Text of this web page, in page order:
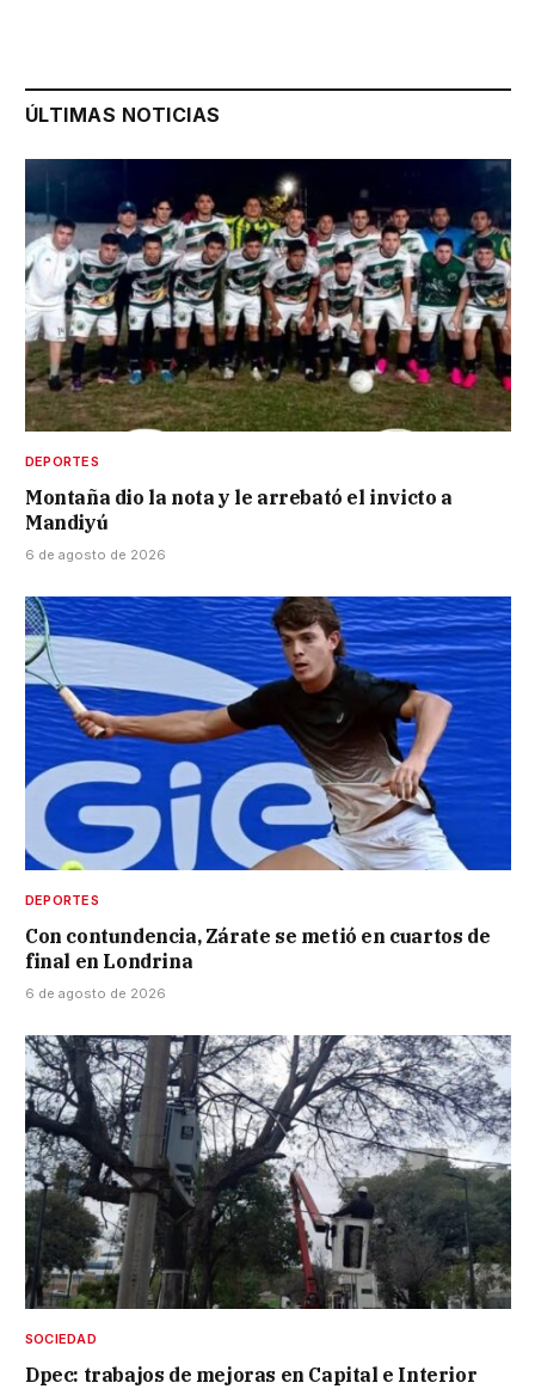
ÚLTIMAS NOTICIAS
DEPORTES
Montaña dio la nota y le arrebató el invicto a
Mandiyú
6 de agosto de 2026
DEPORTES
Con contundencia, Zárate se metió en cuartos de
final en Londrina
6 de agosto de 2026
SOCIEDAD
Dpec: trabajos de mejoras en Capital e Interior